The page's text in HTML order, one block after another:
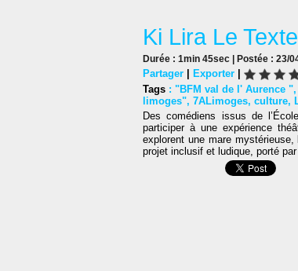
Ki Lira Le Texte
Durée : 1min 45sec | Postée : 23/
Partager | Exporter |
Tags : "BFM val de l' Aurence ",
limoges", 7ALimoges, culture,
Des comédiens issus de
participer à une expérience
explorent une mare
projet inclusif et ludique, porté